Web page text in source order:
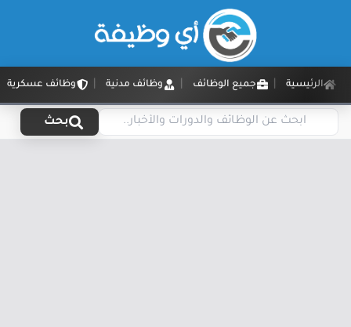
الرئيسية جميع الوظائف وظائف مدنية وظائف عسكرية
بحث